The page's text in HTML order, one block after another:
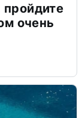
очень